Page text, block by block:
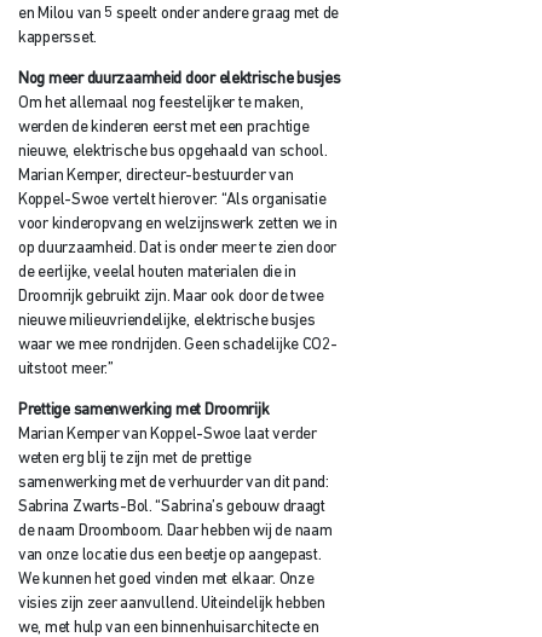
en Milou van 5 speelt onder andere graag met de
kappersset.
Nog meer duurzaamheid door elektrische busjes
Om het allemaal nog feestelijker te maken,
werden de kinderen eerst met een prachtige
nieuwe, elektrische bus opgehaald van school.
Marian Kemper, directeur-bestuurder van
Koppel-Swoe vertelt hierover: “Als organisatie
voor kinderopvang en welzijnswerk zetten we in
op duurzaamheid. Dat is onder meer te zien door
de eerlijke, veelal houten materialen die in
Droomrijk gebruikt zijn. Maar ook door de twee
nieuwe milieuvriendelijke, elektrische busjes
waar we mee rondrijden. Geen schadelijke CO2-
uitstoot meer.”
Prettige samenwerking met Droomrijk
Marian Kemper van Koppel-Swoe laat verder
weten erg blij te zijn met de prettige
samenwerking met de verhuurder van dit pand:
Sabrina Zwarts-Bol. “Sabrina’s gebouw draagt
de naam Droomboom. Daar hebben wij de naam
van onze locatie dus een beetje op aangepast.
We kunnen het goed vinden met elkaar. Onze
visies zijn zeer aanvullend. Uiteindelijk hebben
we, met hulp van een binnenhuisarchitecte en